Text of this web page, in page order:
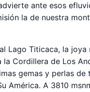
ante esos
la de nuestra
Lago Titicaca, la joya
Cordillera de Los
gemas y perlas de
América. A 3810